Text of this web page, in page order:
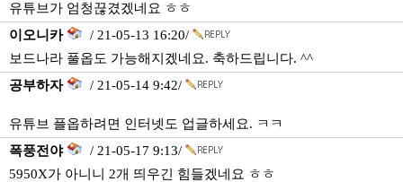
유튜브가 엄청끊겼겠네요 ㅎㅎ
이오니카
/ 21-05-13 16:20/
보드나라 풀옵도 가능해지겠네요. 축하드립니다. ^^
공부하자
/ 21-05-14 9:42/
유튜브 플옵하려면 인터넷도 업글하세요. ㅋㅋ
폭풍전야
/ 21-05-17 9:13/
5950X가 아니니 2개 띄우긴 힘들겠네요 ㅎㅎ